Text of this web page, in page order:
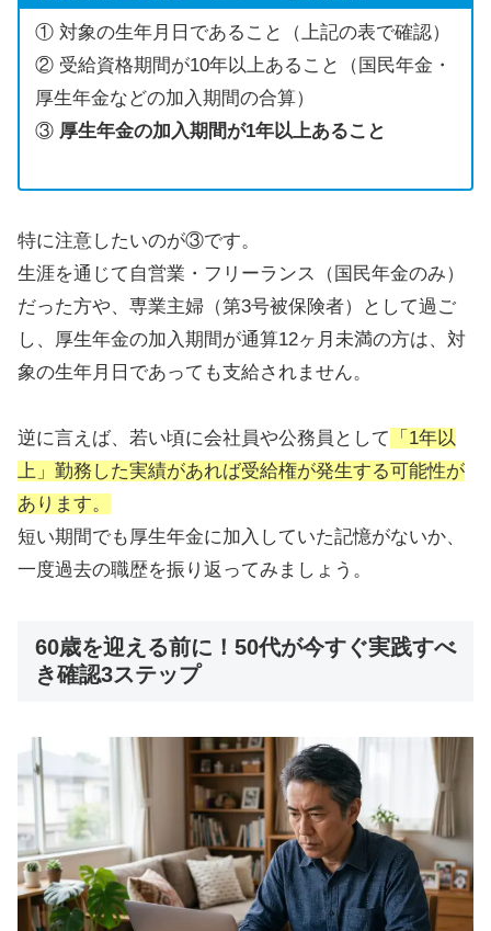
① 対象の生年月日であること（上記の表で確認）
② 受給資格期間が10年以上あること（国民年金・
厚生年金などの加入期間の合算）
③ 厚生年金の加入期間が1年以上あること
特に注意したいのが③です。
生涯を通じて自営業・フリーランス（国民年金のみ）
だった方や、専業主婦（第3号被保険者）として過ご
し、厚生年金の加入期間が通算12ヶ月未満の方は、対
象の生年月日であっても支給されません。
逆に言えば、若い頃に会社員や公務員として
「1年以
上」勤務した実績があれば受給権が発生する可能性が
あります。
短い期間でも厚生年金に加入していた記憶がないか、
一度過去の職歴を振り返ってみましょう。
60歳を迎える前に！50代が今すぐ実践すべ
き確認3ステップ